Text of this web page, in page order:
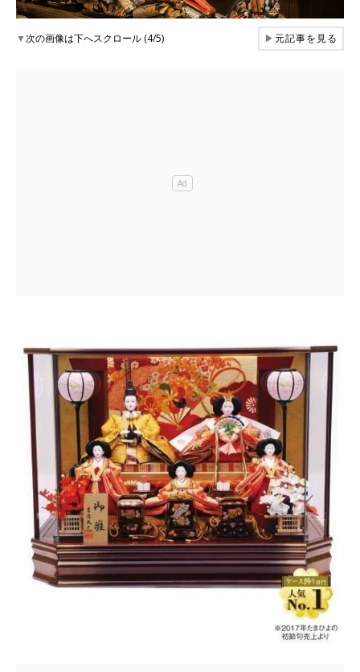
▼次の画像は下へスクロール (4/5) ▶元記事を見る